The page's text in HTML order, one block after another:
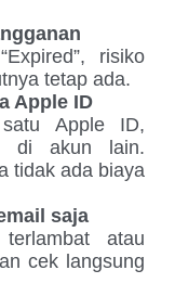
risiko
tetap ada.
Apple ID
Apple ID,
di akun lain.
tidak ada biaya
saja
atau
cek langsung